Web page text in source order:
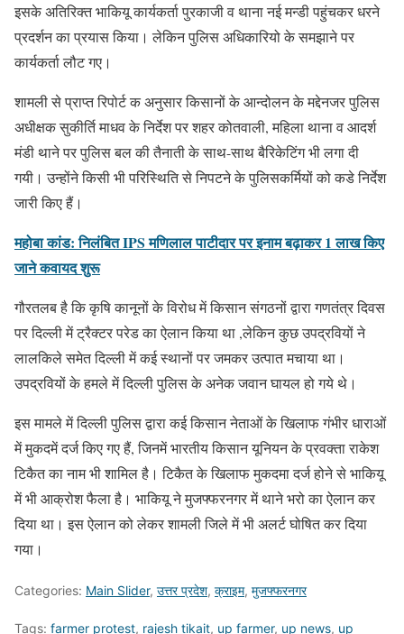
इसके अतिरिक्त भाकियू कार्यकर्ता पुरकाजी व थाना नई मन्डी पहुंचकर धरने
प्रदर्शन का प्रयास किया। लेकिन पुलिस अधिकारियो के समझाने पर
कार्यकर्ता लौट गए।
शामली से प्राप्त रिपोर्ट क अनुसार किसानों के आन्दोलन के मद्देनजर पुलिस
अधीक्षक सुकीर्ति माधव के निर्देश पर शहर कोतवाली, महिला थाना व आदर्श
मंडी थाने पर पुलिस बल की तैनाती के साथ-साथ बैरिकेटिंग भी लगा दी
गयी। उन्होंने किसी भी परिस्थिति से निपटने के पुलिसकर्मियों को कडे निर्देश
जारी किए हैं।
महोबा कांड: निलंबित IPS मणिलाल पाटीदार पर इनाम बढ़ाकर 1 लाख किए
जाने कवायद शुरू
गौरतलब है कि कृषि कानूनों के विरोध में किसान संगठनों द्वारा गणतंत्र दिवस
पर दिल्ली में ट्रैक्टर परेड का ऐलान किया था ,लेकिन कुछ उपद्रवियों ने
लालकिले समेत दिल्ली में कई स्थानों पर जमकर उत्पात मचाया था।
उपद्रवियों के हमले में दिल्ली पुलिस के अनेक जवान घायल हो गये थे।
इस मामले में दिल्ली पुलिस द्वारा कई किसान नेताओं के खिलाफ गंभीर धाराओं
में मुकदमें दर्ज किए गए हैं, जिनमें भारतीय किसान यूनियन के प्रवक्ता राकेश
टिकैत का नाम भी शामिल है। टिकैत के खिलाफ मुकदमा दर्ज होने से भाकियू
में भी आक्रोश फैला है। भाकियू ने मुजफ्फरनगर में थाने भरो का ऐलान कर
दिया था। इस ऐलान को लेकर शामली जिले में भी अलर्ट घोषित कर दिया
गया।
Categories: Main Slider, उत्तर प्रदेश, क्राइम, मुजफ्फरनगर
Tags: farmer protest, rajesh tikait, up farmer, up news, up